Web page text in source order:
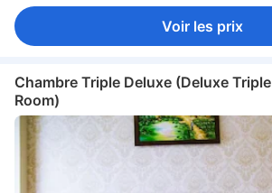
Voir les prix
Chambre Triple Deluxe (Deluxe Triple
Room)